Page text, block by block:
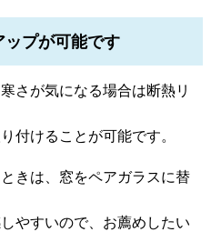
ップが可能です
さが気になる場合は断熱リ
付けることが可能です。
きは、窓をペアガラスに替
やすいので、お薦めしたい